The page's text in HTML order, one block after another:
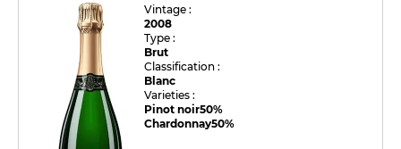
Vintage :
2008
Type :
Brut
Classification :
Blanc
Varieties :
Pinot noir50%
Chardonnay50%